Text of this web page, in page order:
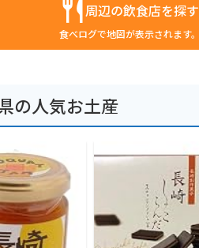
周辺の飲食店を探す
食べログで地図が表示されます。
の人気お土産